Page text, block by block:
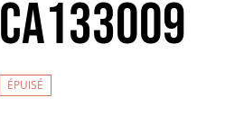
CA133009
ÉPUISÉ